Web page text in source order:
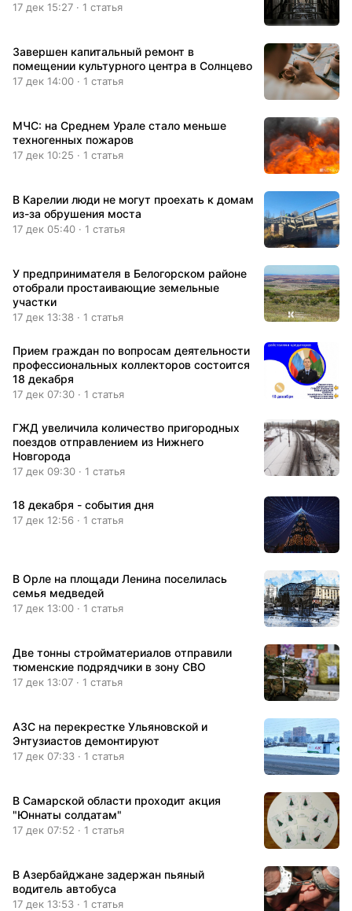
17 дек 15:27 · 1 статья
Завершен капитальный ремонт в
помещении культурного центра в Солнцево
17 дек 14:00 · 1 статья
МЧС: на Среднем Урале стало меньше
техногенных пожаров
17 дек 10:25 · 1 статья
В Карелии люди не могут проехать к домам
из-за обрушения моста
17 дек 05:40 · 1 статья
У предпринимателя в Белогорском районе
отобрали простаивающие земельные
участки
17 дек 13:38 · 1 статья
Прием граждан по вопросам деятельности
профессиональных коллекторов состоится
18 декабря
17 дек 07:30 · 1 статья
ГЖД увеличила количество пригородных
поездов отправлением из Нижнего
Новгорода
17 дек 09:30 · 1 статья
18 декабря - события дня
17 дек 12:56 · 1 статья
В Орле на площади Ленина поселилась
семья медведей
17 дек 13:00 · 1 статья
Две тонны стройматериалов отправили
тюменские подрядчики в зону СВО
17 дек 13:07 · 1 статья
АЗС на перекрестке Ульяновской и
Энтузиастов демонтируют
17 дек 07:33 · 1 статья
В Самарской области проходит акция
"Юннаты солдатам"
17 дек 07:52 · 1 статья
В Азербайджане задержан пьяный
водитель автобуса
17 дек 13:53 · 1 статья